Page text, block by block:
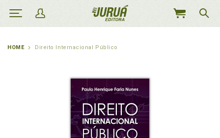
MEU
HOME Direito Internacional Público